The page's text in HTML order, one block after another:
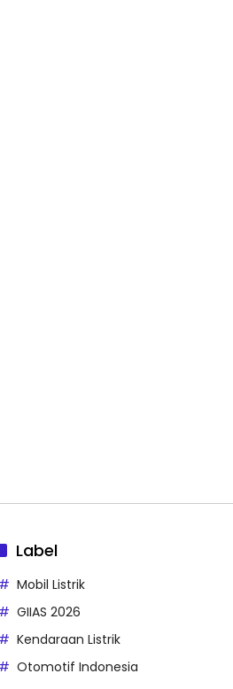
Label
Mobil Listrik
GIIAS 2026
Kendaraan Listrik
Otomotif Indonesia